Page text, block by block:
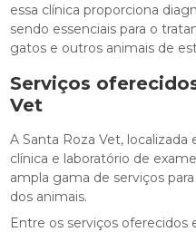
essa clínica proporciona
sendo essenciais para o
gatos e outros animais de
Serviços
Vet
A Santa Roza Vet, localizada
clínica e laboratório de
ampla gama de serviços
dos animais.
Entre os serviços